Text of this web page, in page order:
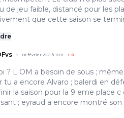
de jeu faible, distancé pour les
que cette saison se
01 février 2021 à 10:11 + 0
? L OM a besoin de sous ;
tu a encore Alvaro ; balerdi en
la saison pour la 9 eme place c
; eyraud a encore montré son